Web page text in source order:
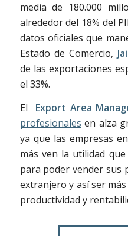
media de 180.000
alrededor del 18% del
datos oficiales que
Estado de Comercio,
de las exportaciones
el 33%.
El Export Area
profesionales en alza
ya que las empresas
más ven la utilidad
para poder vender sus
extranjero y así ser
productividad y